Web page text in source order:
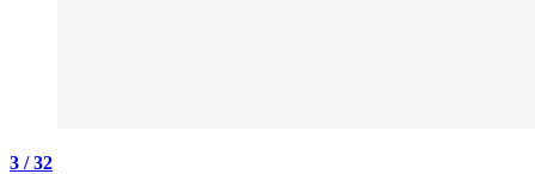
3 / 32